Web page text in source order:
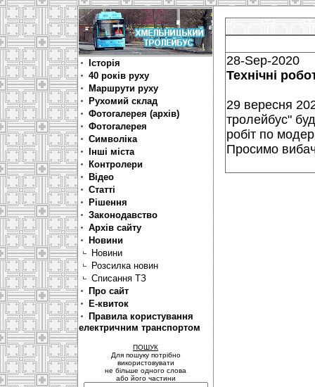
Історія
40 років руху
Маршрути руху
Рухомий склад
Фотогалерея (архів)
Фотогалерея
Символіка
Інші міста
Контролери
Відео
Статті
Рішення
Законодавство
Архів сайту
Новини
Новини
Розсилка новин
Списання ТЗ
Про сайт
Е-квиток
Правила користування
електричним транспортом
ПОШУК
Для пошуку потрібно
використовувати
не більше одного слова
або його частини
28-Sep-2020
Технічні
29 вересня
тролейбус"
робіт по
Просимо